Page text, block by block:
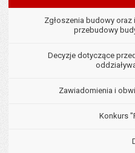
Zgłoszenia budowy
przebudowy
Decyzje dotyczące
Zawiadomienia i
Konkurs